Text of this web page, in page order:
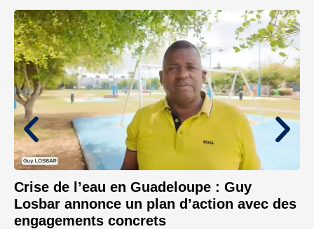
Crise de l’eau en Guadeloupe : Guy
Losbar annonce un plan d’action avec des
engagements concrets